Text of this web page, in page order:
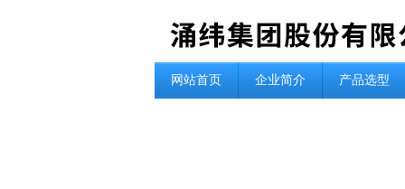
网站首页 企业简介 产品选型